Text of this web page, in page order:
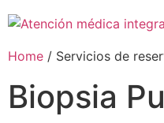
Home / Servicios de
Biopsia